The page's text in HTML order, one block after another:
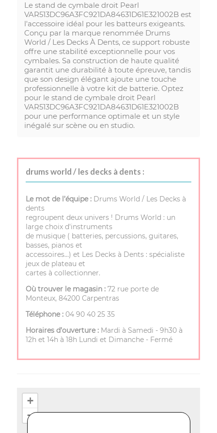
Le stand de cymbale droit Pearl
VAR513DC96A3FC921DA84631D61E321002B est
l'accessoire idéal pour les batteurs exigeants.
Conçu par la marque renommée Drums
World / Les Decks À Dents, ce support robuste
offre une stabilité exceptionnelle pour vos
cymbales. Sa construction de haute qualité
garantit une durabilité à toute épreuve, tandis
que son design élégant ajoute une touche
professionnelle à votre kit de batterie. Optez
pour le stand de cymbale droit Pearl
VAR513DC96A3FC921DA84631D61E321002B
pour une performance optimale et un style
inégalé sur scène ou en studio.
drums world / les decks à dents :
Le mot de l’équipe : Drums World / Les Decks à
dents
regroupent deux univers ! Drums World : un
large choix d'instruments
de musique ( batteries, percussions, guitares,
basses, pianos et
accessoires…) et Les Decks à Dents : spécialiste
jeux de plateau et
cartes à collectionner.
Où trouver le magasin : 72 rue porte de
Monteux, 84200 Carpentras
Téléphone : 04 90 40 25 35
Horaires d’ouverture : Mardi à Samedi - 9h30 à
12h et 14h à 18h Lundi et Dimanche - Fermé
+
−